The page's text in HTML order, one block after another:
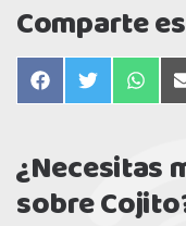
Comparte
compartir
en
compartir
en en
¿Necesitas
sobre